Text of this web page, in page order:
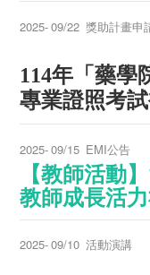
2025-09/22 獎助計畫申
114年「藥學
專業證照考
2025-09/15 EMI公告
【教師活動
教師成長活
2025-09/10 活動演講